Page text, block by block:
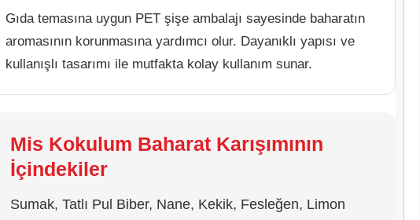
Gıda temasına uygun PET şişe ambalajı sayesinde baharatın
aromasının korunmasına yardımcı olur. Dayanıklı yapısı ve
kullanışlı tasarımı ile mutfakta kolay kullanım sunar.
Mis Kokulum Baharat Karışımının
İçindekiler
Sumak, Tatlı Pul Biber, Nane, Kekik, Fesleğen, Limon